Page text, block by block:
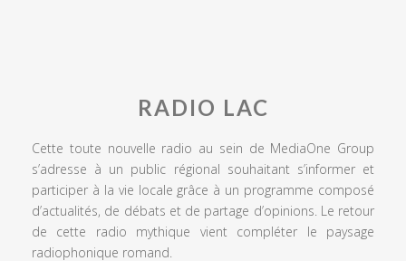
RADIO LAC
Cette toute nouvelle radio au sein de MediaOne Group
s’adresse à un public régional souhaitant s’informer et
participer à la vie locale grâce à un programme composé
d’actualités, de débats et de partage d’opinions. Le retour
de cette radio mythique vient compléter le paysage
radiophonique romand.